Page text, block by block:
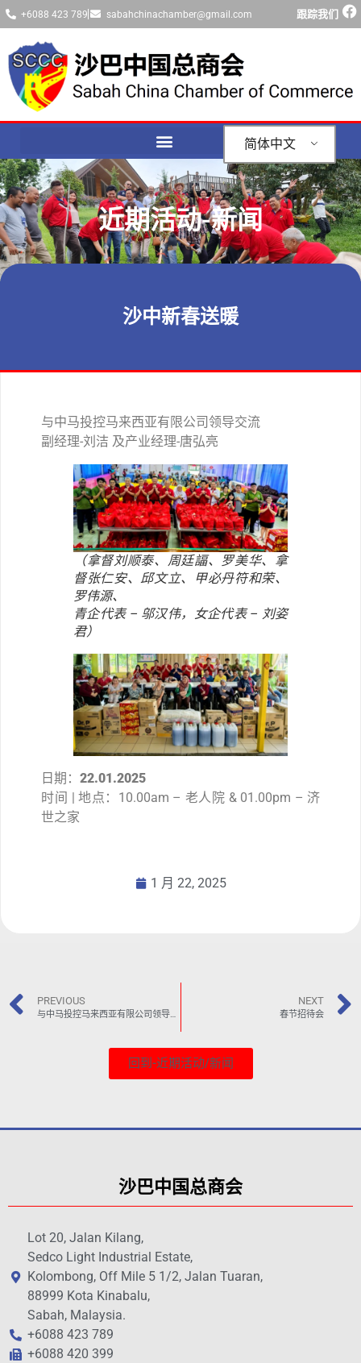
+6088 423 789 sabahchinachamber@gmail.com 跟踪我们
简体中文
近期活动-新闻
沙中新春送暖
与中马投控马来西亚有限公司领导交流
副经理-刘洁 及产业经理-唐弘亮
（拿督刘顺泰、周廷諨、罗美华、拿
督张仁安、邱文立、甲必丹符和荣、
罗伟源、
青企代表 – 邬汉伟，女企代表 – 刘姿
君）
日期： 22.01.2025
时间 | 地点：10.00am – 老人院 & 01.00pm – 济
世之家
1 月 22, 2025
PREVIOUS
与中马投控马来西亚有限公司领导交流
NEXT
春节招待会
回到-近期活动/新闻
沙巴中国总商会
Lot 20, Jalan Kilang,
Sedco Light Industrial Estate,
Kolombong, Off Mile 5 1/2, Jalan Tuaran,
88999 Kota Kinabalu,
Sabah, Malaysia.
+6088 423 789
+6088 420 399